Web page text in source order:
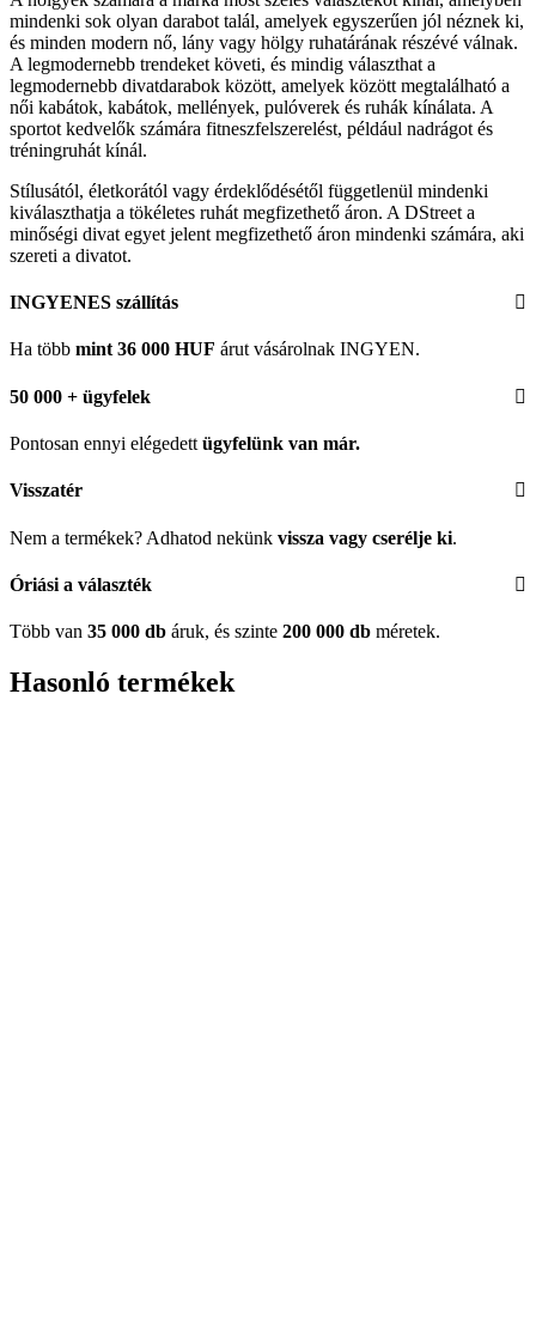
mindenki sok olyan darabot talál, amelyek egyszerűen jól néznek ki,
és minden modern nő, lány vagy hölgy ruhatárának részévé válnak.
A legmodernebb trendeket követi, és mindig választhat a
legmodernebb divatdarabok között, amelyek között megtalálható a
női kabátok, kabátok, mellények, pulóverek és ruhák kínálata. A
sportot kedvelők számára fitneszfelszerelést, például nadrágot és
tréningruhát kínál.
Stílusától, életkorától vagy érdeklődésétől függetlenül mindenki
kiválaszthatja a tökéletes ruhát megfizethető áron. A DStreet a
minőségi divat egyet jelent megfizethető áron mindenki számára, aki
szereti a divatot.
INGYENES szállítás
Ha több mint 36 000 HUF árut vásárolnak INGYEN.
50 000 + ügyfelek
Pontosan ennyi elégedett ügyfelünk van már.
Visszatér
Nem a termékek? Adhatod nekünk vissza vagy cserélje ki.
Óriási a választék
Több van 35 000 db áruk, és szinte 200 000 db méretek.
Hasonló termékek